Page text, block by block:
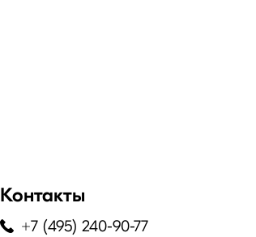
Контакты
+7 (495) 240-90-77